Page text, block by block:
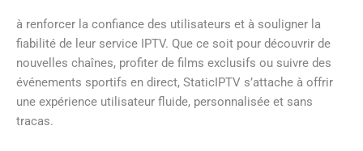
à renforcer la confiance des utilisateurs et à souligner la
fiabilité de leur service IPTV. Que ce soit pour découvrir de
nouvelles chaînes, profiter de films exclusifs ou suivre des
événements sportifs en direct, StaticIPTV s’attache à offrir
une expérience utilisateur fluide, personnalisée et sans
tracas.